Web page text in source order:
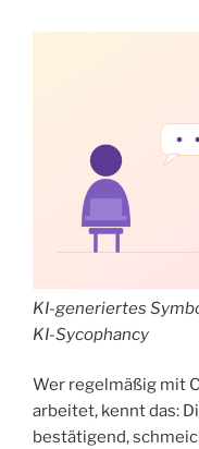
KI-generiertes
KI-Sycophancy
Wer regelmäßig mit
arbeitet, kennt das:
bestätigend,